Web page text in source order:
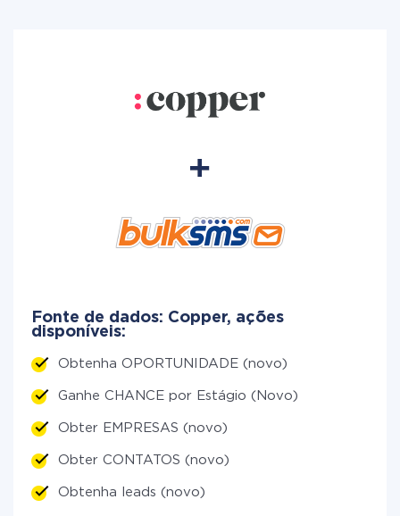
Fonte de dados: Copper, ações
disponíveis:
Obtenha OPORTUNIDADE (novo)
Ganhe CHANCE por Estágio (Novo)
Obter EMPRESAS (novo)
Obter CONTATOS (novo)
Obtenha leads (novo)